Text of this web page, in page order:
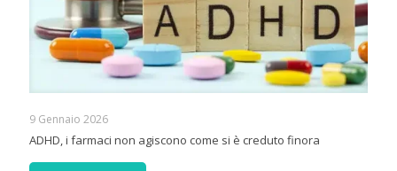
9 Gennaio 2026
ADHD, i farmaci non agiscono come si è creduto finora